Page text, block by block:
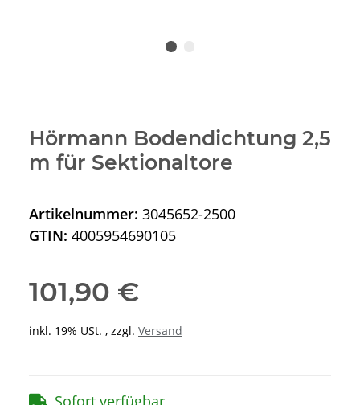
Hörmann Bodendichtung 2,5
m für Sektionaltore
Artikelnummer: 3045652-2500
GTIN: 4005954690105
101,90 €
inkl. 19% USt. , zzgl. Versand
Sofort verfügbar